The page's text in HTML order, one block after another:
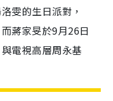
雯的生日派對，
蔣家旻於9月26日
電視高層周永基